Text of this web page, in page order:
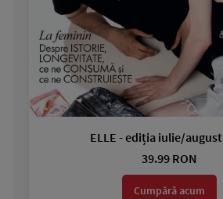
ELLE - ediția iulie/
39.99 RON
Cumpără acum